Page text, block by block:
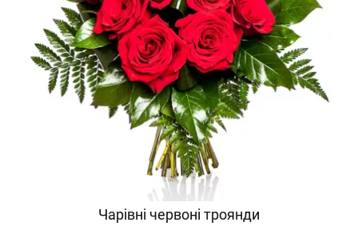
Чарівні червоні троянди